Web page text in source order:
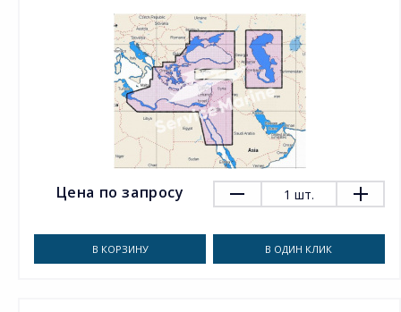
Цена по запросу 1 шт.
В КОРЗИНУ В ОДИН КЛИК